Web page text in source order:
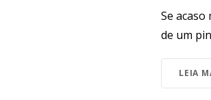
Se
de um
LEIA